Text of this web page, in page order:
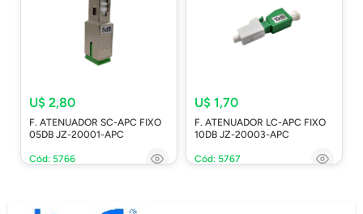
U$ 2,80
F. ATENUADOR SC-APC FIXO
05DB JZ-20001-APC
Cód: 5766
U$ 1,70
F. ATENUADOR LC-APC FIXO
10DB JZ-20003-APC
Cód: 5767